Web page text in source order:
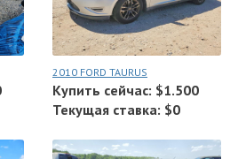
2010 FORD TAURUS
Купить сейчас: $1.500
Текущая ставка: $0